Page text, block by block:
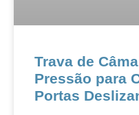
Trava de
Pressão para
Portas